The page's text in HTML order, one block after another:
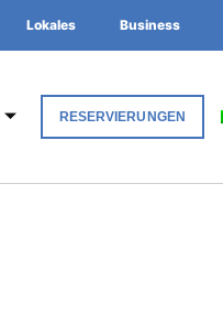
Lokales Business
RESERVIERUNGEN